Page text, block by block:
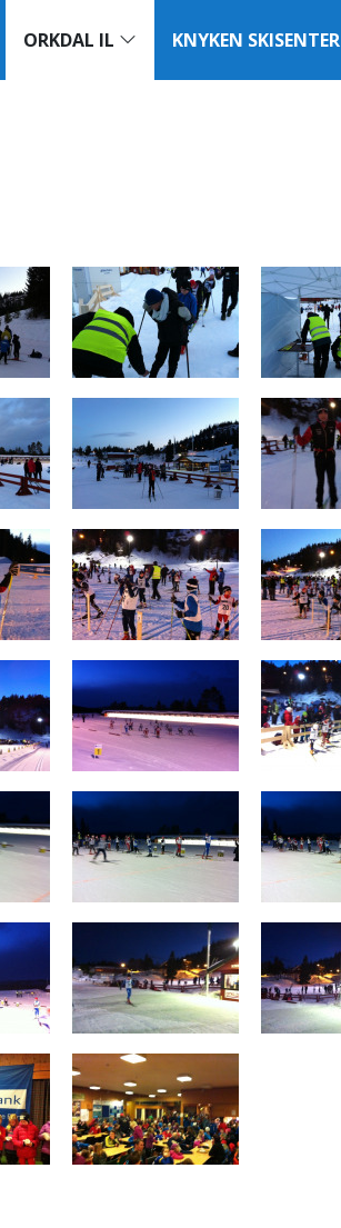
ORKDAL IL KNYKEN SKISENTER